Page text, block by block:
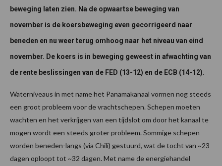
beweging laten zien. Na de opwaartse beweging van
november is de koersbeweging even gecorrigeerd naar
beneden en nu weer terug omhoog naar het niveau van eind
november. De koers is in beweging geweest in afwachting van
de rente beslissingen van de FED (13-12) en de ECB (14-12).
Waterniveaus in met name het Panamakanaal vormen nog steeds
een groot probleem voor de vrachtschepen. Schepen moeten
wachten en het verkrijgen van een tijdslot om door het kanaal te
mogen wordt een steeds groter probleem. Sommige schepen
worden beneden-langs (via Chili) gestuurd, wat de tocht van ~23
dagen oploopt tot ~32 dagen. Met name de energiehandel